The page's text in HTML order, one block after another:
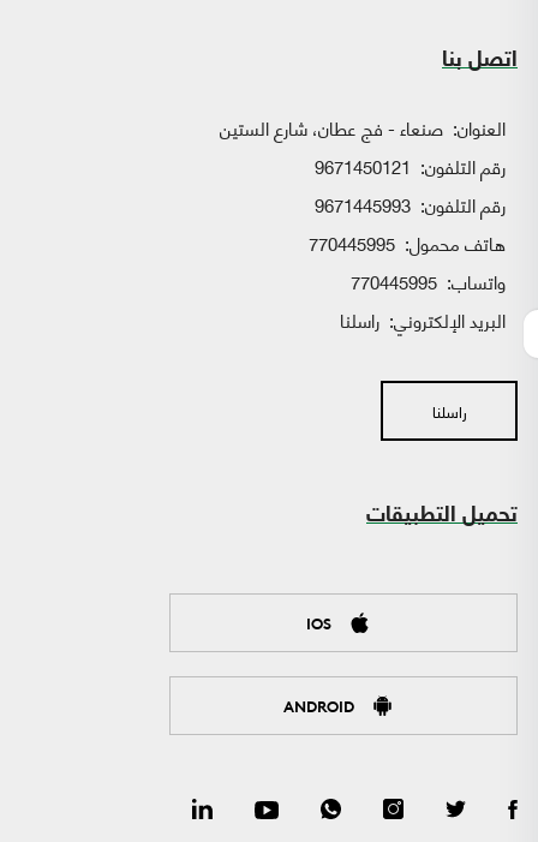
اتصل بنا
العنوان: صنعاء - فج عطان، شارع الستين
رقم التلفون: 9671450121
رقم التلفون: 9671445993
هاتف محمول: 770445995
واتساب:
البريد الإلكتروني: راسلنا
راسلنا
تحميل التطبيقات
IOS
ANDROID